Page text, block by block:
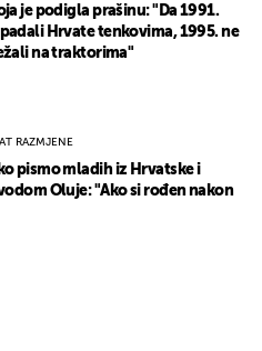
je podigla prašinu: "Da 1991.
Hrvate tenkovima, 1995. ne
na traktorima"
RAZMJENE
pismo mladih iz Hrvatske i
Oluje: "Ako si rođen nakon
NOTIFIKACIJE